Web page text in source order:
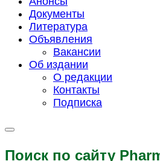
Документы
Литература
Объявления
Вакансии
Об издании
О редакции
Контакты
Подписка
Поиск по сайту